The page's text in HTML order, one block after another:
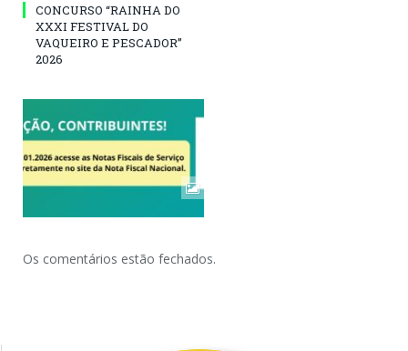
CONCURSO “RAINHA DO
XXXI FESTIVAL DO
VAQUEIRO E PESCADOR”
2026
Os comentários estão fechados.